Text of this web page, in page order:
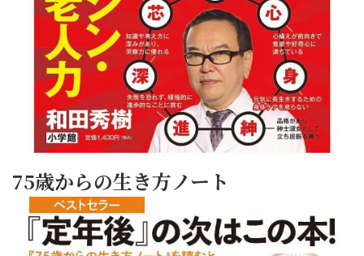
75歳からの生き方ノート